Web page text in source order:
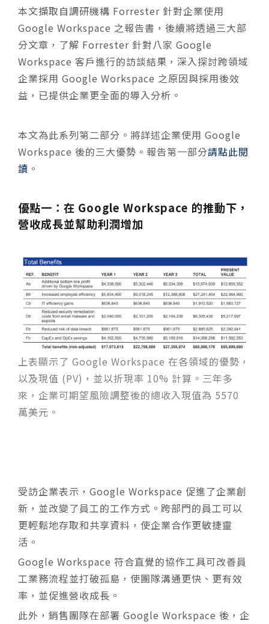
本文擷取自調研機構 Forrester 針對企業使用
Google Workspace 之報告書，後續將透過三大部
分文章，了解 Forrester 針對八家 Google
Workspace 客戶進行的訪談結果，深入探討跨領域
企業採用 Google Workspace 之原因與採用後效
益，已提供企業更全面的導入分析。
本文為此系列第二部分。將詳述企業使用 Google
Workspace 後的三大優勢。報告第一部分請點此閱
讀 。
優點一：在 Google Workspace 的推動下，
營收成長並幫助利潤增加
上表顯示了 Google Workspace 在各領域的優勢，
以及現值 (PV) ，並以折現率 10% 計算。三年多
來，企業可期望風險調整後的總收入現值為 5570
萬美元。
受訪企業表示，Google Workspace 促進了企業創
新，並改變了員工的工作方式。 跨部門的員工可以
更輕鬆地存取和共享資料，使企業合作更敏捷靈
活。
Google Workspace 符合直覺的協作工具可改善員
工業務流程並打破孤島，使團隊溝通更快、更有效
率，並促進營收成長。
此外，銷售團隊在部署 Google Workspace 後，企